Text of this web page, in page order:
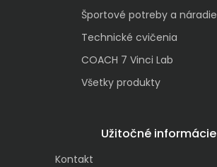
Športové potreby a náradie
Technické cvičenia
COACH 7 Vinci Lab
Všetky produkty
Užitočné informácie
Kontakt